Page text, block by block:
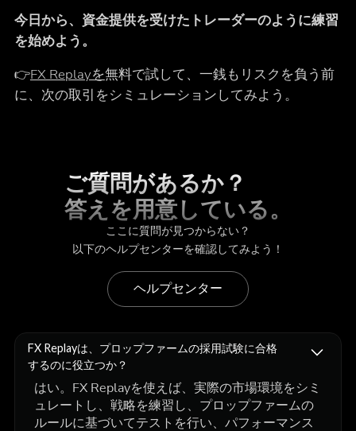
今日から、資金提供を受けたトレーダーのように練習
を始めよう。
👉FX Replayを無料で試して、一銭もリスクを負う前
に、次の取引をシミュレーションしてみよう。
ご質問があるか？
答えを用意している。
ここに質問が見つからない？
以下のヘルプセンターを確認してみよう！
ヘルプセンター
FX Replayは、プロップファームの採用試験に合格
するのに役立つか？
はい。FX Replayを使えば、実際の市場環境をシミ
ュレートし、戦略を練習し、プロップファームの
ルールに基づいてテストを行い、パフォーマンス